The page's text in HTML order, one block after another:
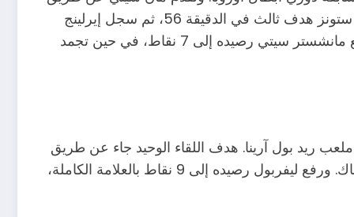
فيل فودين في الدقيقة 3، في حين سجل إيرلينج هالاند هدف ثاني في الدقيقة 58 لصالح السيتي.\ في حين سجل جون ستونز هدف ثالث في الدقيقة 56، ثم سجل إيرلينج
هالاند هدف رابع في الدقيقة 68 وفي الدقيقة 88 سجل ماتيوس نونيز هدف خامس من ركلة جزاء في الدقيقة 88. ورفع مانشستر سيتي رصيده إلى 7 نقاط، في حين تجمد
ريد بول آرينا. هدف اللقاء الوحيد جاء عن طريق
داروين نونيز في الدقيقة 27. وجاء الهدف بعد كرة عرضية من الجانب الأيسر حولها صلاح برأسية ثم تابعها نونيز في الشباك. ورفع ليفربول رصيده إلى 9 نقاط بالعلامة الكاملة،